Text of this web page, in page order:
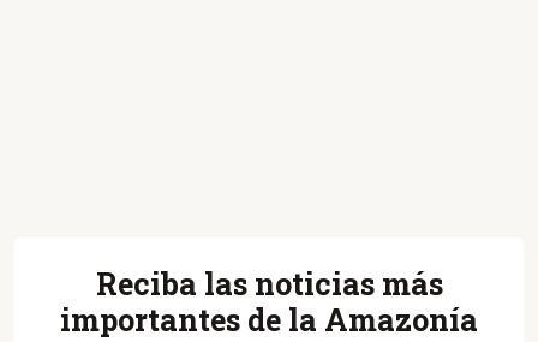
Reciba las noticias más
importantes de la Amazonía